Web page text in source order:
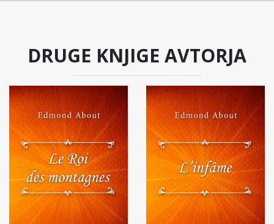
DRUGE KNJIGE AVTORJA